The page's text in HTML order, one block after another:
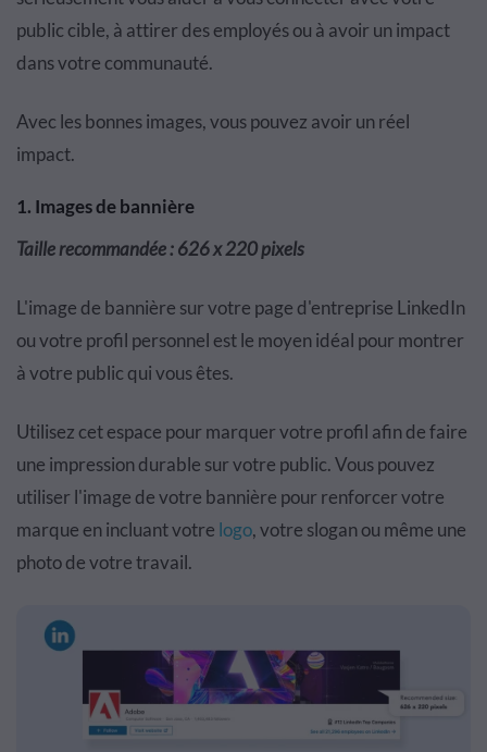
public cible, à attirer des employés ou à avoir un impact
dans votre communauté.
Avec les bonnes images, vous pouvez avoir un réel
impact.
1. Images de bannière
Taille recommandée : 626 x 220 pixels
L'image de bannière sur votre page d'entreprise LinkedIn
ou votre profil personnel est le moyen idéal pour montrer
à votre public qui vous êtes.
Utilisez cet espace pour marquer votre profil afin de faire
une impression durable sur votre public. Vous pouvez
utiliser l'image de votre bannière pour renforcer votre
marque en incluant votre logo, votre slogan ou même une
photo de votre travail.